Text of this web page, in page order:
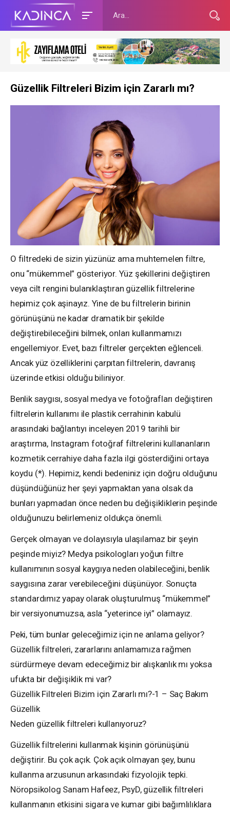
Güzellik Filtreleri Bizim için Zararlı mı?
O filtredeki de sizin yüzünüz ama muhtemelen filtre,
onu “mükemmel” gösteriyor. Yüz şekillerini değiştiren
veya cilt rengini bulanıklaştıran güzellik filtrelerine
hepimiz çok aşinayız. Yine de bu filtrelerin birinin
görünüşünü ne kadar dramatik bir şekilde
değiştirebileceğini bilmek, onları kullanmamızı
engellemiyor. Evet, bazı filtreler gerçekten eğlenceli.
Ancak yüz özelliklerini çarpıtan filtrelerin, davranış
üzerinde etkisi olduğu biliniyor.
Benlik saygısı, sosyal medya ve fotoğrafları değiştiren
filtrelerin kullanımı ile plastik cerrahinin kabulü
arasındaki bağlantıyı inceleyen 2019 tarihli bir
araştırma, Instagram fotoğraf filtrelerini kullananların
kozmetik cerrahiye daha fazla ilgi gösterdiğini ortaya
koydu (*). Hepimiz, kendi bedeniniz için doğru olduğunu
düşündüğünüz her şeyi yapmaktan yana olsak da
bunları yapmadan önce neden bu değişikliklerin peşinde
olduğunuzu belirlemeniz oldukça önemli.
Gerçek olmayan ve dolayısıyla ulaşılamaz bir şeyin
peşinde miyiz? Medya psikologları yoğun filtre
kullanımının sosyal kaygıya neden olabileceğini, benlik
saygısına zarar verebileceğini düşünüyor. Sonuçta
standardımız yapay olarak oluşturulmuş “mükemmel”
bir versiyonumuzsa, asla “yeterince iyi” olamayız.
Peki, tüm bunlar geleceğimiz için ne anlama geliyor?
Güzellik filtreleri, zararlarını anlamamıza rağmen
sürdürmeye devam edeceğimiz bir alışkanlık mı yoksa
ufukta bir değişiklik mi var?
Güzellik Filtreleri Bizim için Zararlı mı?-1 – Saç Bakım
Güzellik
Neden güzellik filtreleri kullanıyoruz?
Güzellik filtrelerini kullanmak kişinin görünüşünü
değiştirir. Bu çok açık. Çok açık olmayan şey, bunu
kullanma arzusunun arkasındaki fizyolojik tepki.
Nöropsikolog Sanam Hafeez, PsyD, güzellik filtreleri
kullanmanın etkisini sigara ve kumar gibi bağımlılıklara